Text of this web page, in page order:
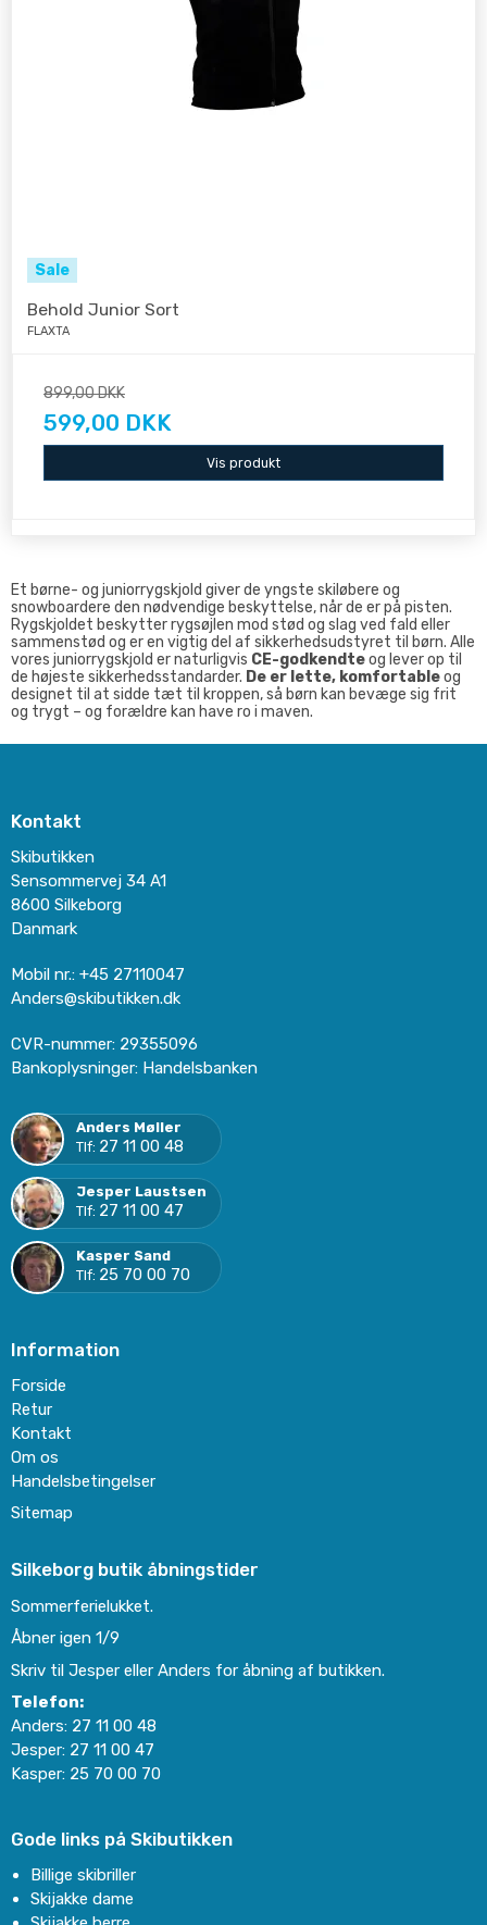
Sale
Behold Junior Sort
FLAXTA
899,00 DKK
599,00 DKK
Vis produkt
Et børne- og juniorrygskjold giver de yngste skiløbere og
snowboardere den nødvendige beskyttelse, når de er på pisten.
Rygskjoldet beskytter rygsøjlen mod stød og slag ved fald eller
sammenstød og er en vigtig del af sikkerhedsudstyret til børn. Alle
vores juniorrygskjold er naturligvis CE-godkendteog lever op til
de højeste sikkerhedsstandarder. De er lette, komfortableog
designet til at sidde tæt til kroppen, så børn kan bevæge sig frit
og trygt – og forældre kan have ro i maven.
Kontakt
Skibutikken
Sensommervej 34 A1
8600 Silkeborg
Danmark
Mobil nr.: +45 27110047
Anders@skibutikken.dk
CVR-nummer: 29355096
Bankoplysninger: Handelsbanken
Anders Møller
Tlf: 27 11 00 48
Jesper Laustsen
Tlf: 27 11 00 47
Kasper Sand
Tlf: 25 70 00 70
Information
Forside
Retur
Kontakt
Om os
Handelsbetingelser
Sitemap
Silkeborg butik åbningstider
Sommerferielukket.
Åbner igen 1/9
Skriv til Jesper eller Anders for åbning af butikken.
Telefon:
Anders: 27 11 00 48
Jesper: 27 11 00 47
Kasper: 25 70 00 70
Gode links på Skibutikken
Billige skibriller
Skijakke dame